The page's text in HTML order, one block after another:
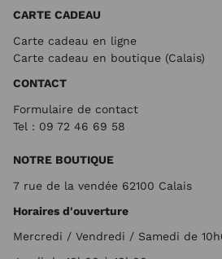
CARTE CADEAU
Carte cadeau en ligne
Carte cadeau en boutique (Calais)
CONTACT
Formulaire de contact
Tel : 09 72 46 69 58
NOTRE BOUTIQUE
7 rue de la vendée 62100 Calais
Horaires d'ouverture
Mercredi / Vendredi / Samedi de